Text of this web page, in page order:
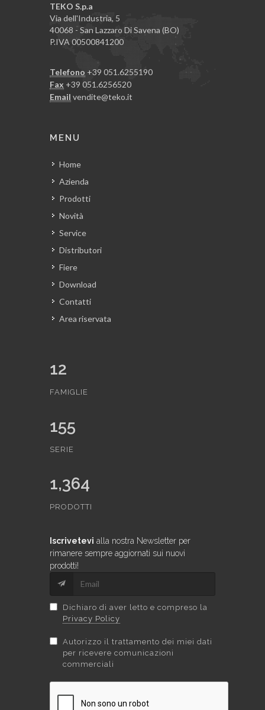
TEKO S.p.a
Via dell'Industria, 5
40068 - San Lazzaro Di Savena (BO)
P.IVA 00500841200
Telefono +39 051.6255190
Fax +39 051.6256520
Email vendite@teko.it
MENU
Home
Azienda
Prodotti
Novità
Service
Distributori
Fiere
Download
Contatti
Area riservata
12
FAMIGLIE
155
SERIE
1,364
PRODOTTI
Iscrivetevi alla nostra Newsletter per
rimanere sempre aggiornati sui nuovi
prodotti!
Dichiaro di aver letto e compreso la
Privacy Policy
Autorizzo il trattamento dei miei dati
per ricevere comunicazioni
commerciali